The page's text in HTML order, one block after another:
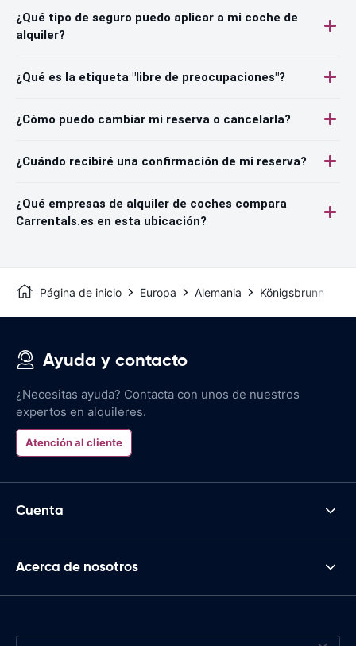
¿Qué tipo de seguro puedo aplicar a mi coche de
alquiler?
¿Qué es la etiqueta "libre de preocupaciones"?
¿Cómo puedo cambiar mi reserva o cancelarla?
¿Cuándo recibiré una confirmación de mi reserva?
¿Qué empresas de alquiler de coches compara
Carrentals.es en esta ubicación?
Página de inicio Europa Alemania Königsbrunn
Ayuda y contacto
¿Necesitas ayuda? Contacta con unos de nuestros
expertos en alquileres.
Atención al cliente
Cuenta
Acerca de nosotros